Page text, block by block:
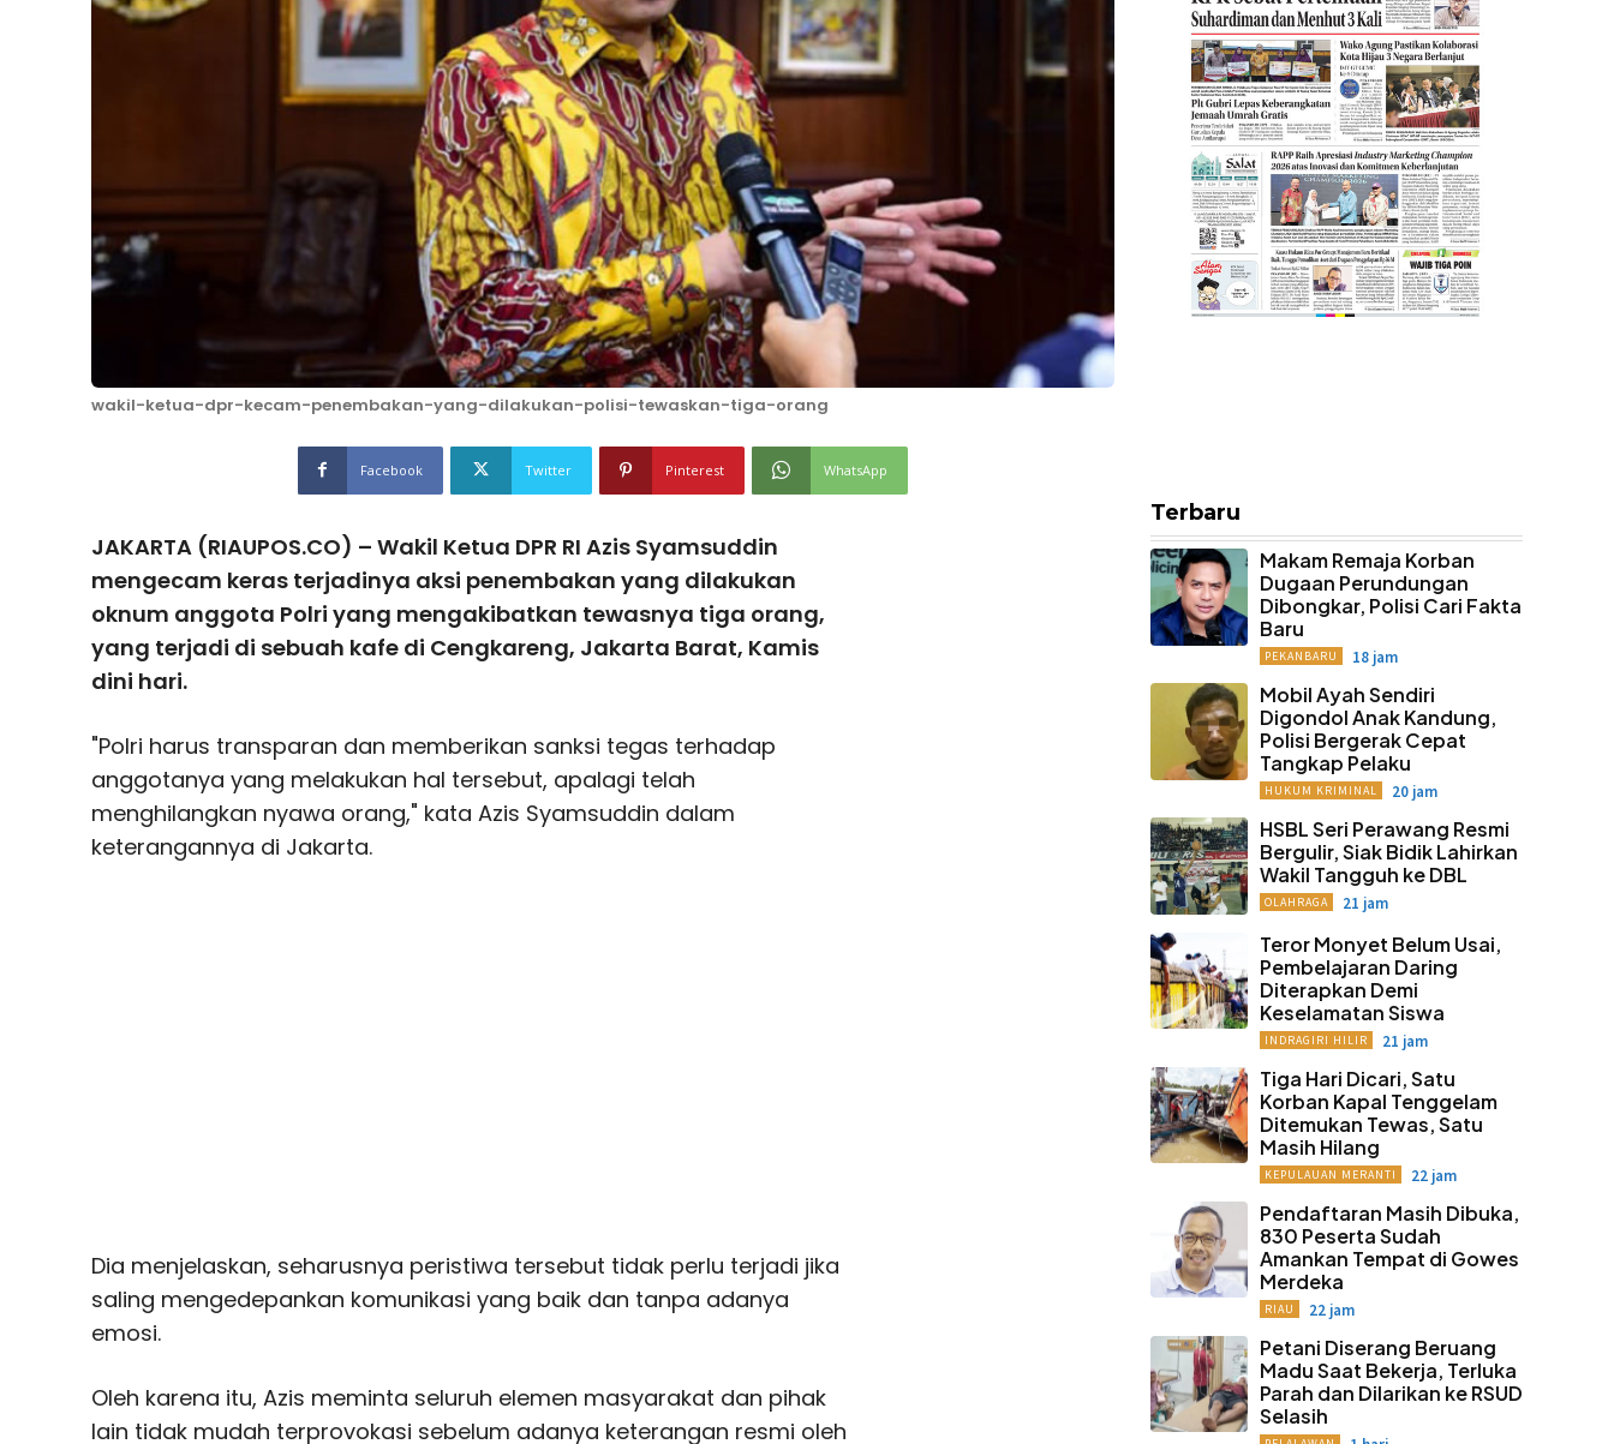
wakil-ketua-dpr-kecam-penembakan-yang-dilakukan-polisi-tewaskan-tiga-orang
Facebook Twitter Pinterest WhatsApp
JAKARTA (RIAUPOS.CO) – Wakil Ketua DPR RI Azis Syamsuddin
mengecam keras terjadinya aksi penembakan yang dilakukan
oknum anggota Polri yang mengakibatkan tewasnya tiga orang,
yang terjadi di sebuah kafe di Cengkareng, Jakarta Barat, Kamis
dini hari.
"Polri harus transparan dan memberikan sanksi tegas terhadap
anggotanya yang melakukan hal tersebut, apalagi telah
menghilangkan nyawa orang," kata Azis Syamsuddin dalam
keterangannya di Jakarta.
Dia menjelaskan, seharusnya peristiwa tersebut tidak perlu terjadi jika
saling mengedepankan komunikasi yang baik dan tanpa adanya
emosi.
Oleh karena itu, Azis meminta seluruh elemen masyarakat dan pihak
lain tidak mudah terprovokasi sebelum adanya keterangan resmi oleh
Terbaru
Makam Remaja Korban
Dugaan Perundungan
Dibongkar, Polisi Cari Fakta
Baru
PEKANBARU 18 jam
Mobil Ayah Sendiri
Digondol Anak Kandung,
Polisi Bergerak Cepat
Tangkap Pelaku
HUKUM KRIMINAL 20 jam
HSBL Seri Perawang Resmi
Bergulir, Siak Bidik Lahirkan
Wakil Tangguh ke DBL
OLAHRAGA 21 jam
Teror Monyet Belum Usai,
Pembelajaran Daring
Diterapkan Demi
Keselamatan Siswa
INDRAGIRI HILIR 21 jam
Tiga Hari Dicari, Satu
Korban Kapal Tenggelam
Ditemukan Tewas, Satu
Masih Hilang
KEPULAUAN MERANTI 22 jam
Pendaftaran Masih Dibuka,
830 Peserta Sudah
Amankan Tempat di Gowes
Merdeka
RIAU 22 jam
Petani Diserang Beruang
Madu Saat Bekerja, Terluka
Parah dan Dilarikan ke RSUD
Selasih